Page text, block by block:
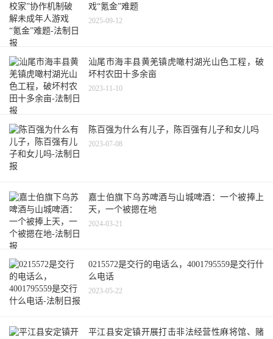
戏“氪金”难题
2025-09-12
汕尾市海丰县黄羌镇虎噉村湖光山色工程，破
坏村农田十多余亩
2023-11-10
陈百强为什么有儿子，陈百强有儿子和女儿吗
2023-07-08
嘉士伯旗下乌苏啤酒与山城啤酒：一个被捧上
天，一个被摁在地
2024-03-21
0215572是交行的电话么，4001795559是交行什
么电话
2023-05-22
平江县安定镇开展打击非法经营性麻将馆、赌